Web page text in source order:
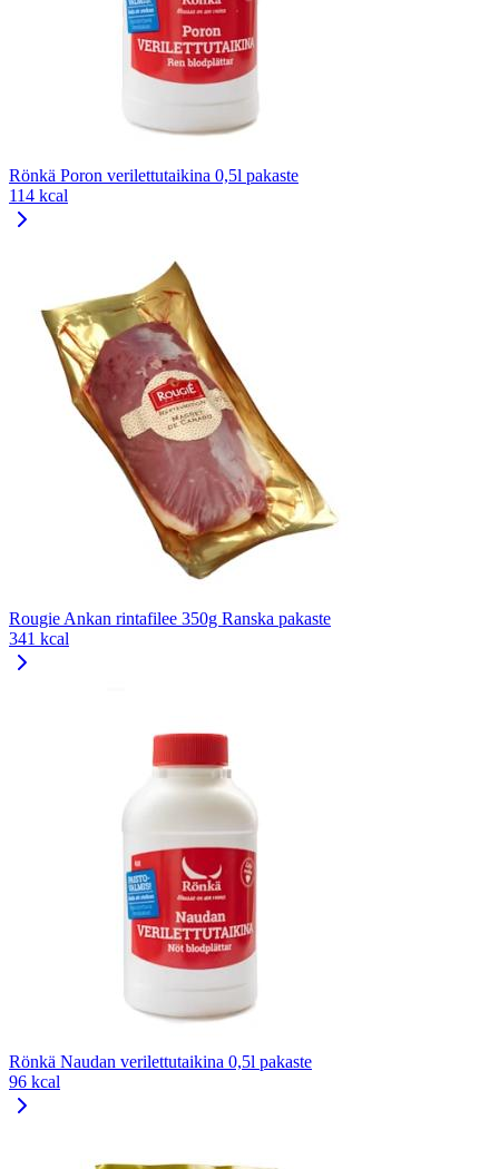
Rönkä Poron verilettutaikina 0,5l pakaste
114 kcal
Rougie Ankan rintafilee 350g Ranska pakaste
341 kcal
Rönkä Naudan verilettutaikina 0,5l pakaste
96 kcal